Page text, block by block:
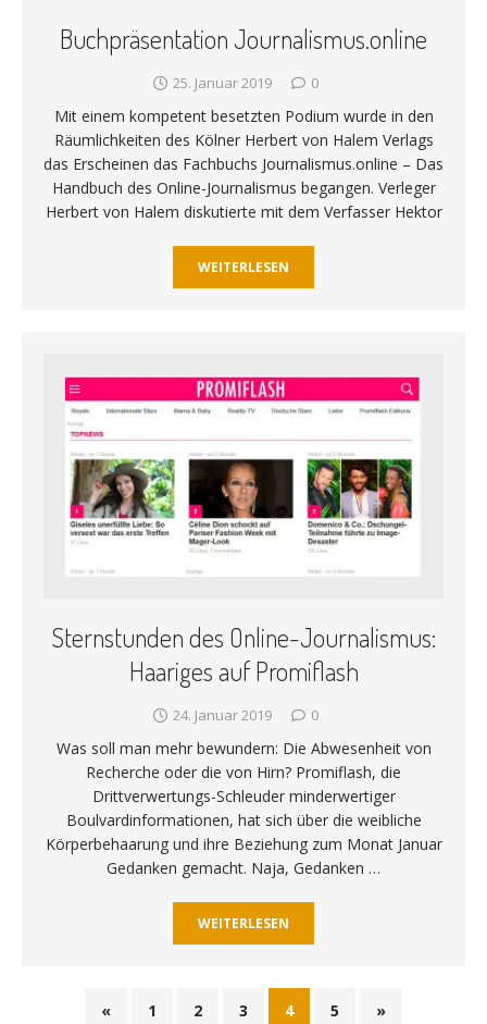
Buchpräsentation Journalismus.online
25. Januar 2019 0
Mit einem kompetent besetzten Podium wurde in den
Räumlichkeiten des Kölner Herbert von Halem Verlags
das Erscheinen das Fachbuchs Journalismus.online – Das
Handbuch des Online-Journalismus begangen. Verleger
Herbert von Halem diskutierte mit dem Verfasser Hektor
WEITERLESEN
Sternstunden des Online-Journalismus:
Haariges auf Promiflash
24. Januar 2019 0
Was soll man mehr bewundern: Die Abwesenheit von
Recherche oder die von Hirn? Promiflash, die
Drittverwertungs-Schleuder minderwertiger
Boulvardinformationen, hat sich über die weibliche
Körperbehaarung und ihre Beziehung zum Monat Januar
Gedanken gemacht. Naja, Gedanken …
WEITERLESEN
« 1 2 3 4 5 »